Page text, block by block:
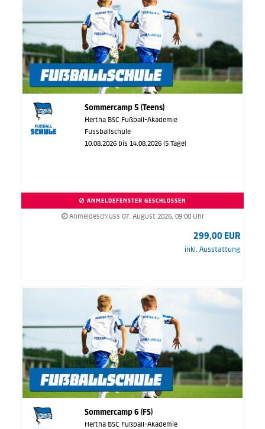
Sommercamp 5 (Teens)
Hertha BSC Fußball-Akademie
Fussballschule
10.08.2026 bis 14.08.2026 (5 Tage)
ANMELDEFENSTER GESCHLOSSEN
Anmeldeschluss 07. August 2026, 09:00 Uhr
299,00 EUR
inkl. Ausstattung
Sommercamp 6 (FS)
Hertha BSC Fußball-Akademie